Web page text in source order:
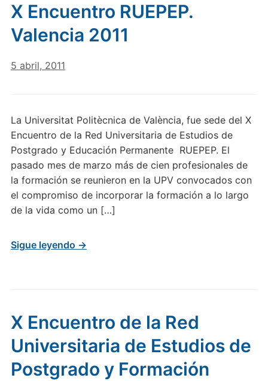
X Encuentro RUEPEP.
Valencia 2011
5 abril, 2011
La Universitat Politècnica de València, fue sede del X
Encuentro de la Red Universitaria de Estudios de
Postgrado y Educación Permanente RUEPEP. El
pasado mes de marzo más de cien profesionales de
la formación se reunieron en la UPV convocados con
el compromiso de incorporar la formación a lo largo
de la vida como un […]
Sigue leyendo →
X Encuentro de la Red
Universitaria de Estudios de
Postgrado y Formación